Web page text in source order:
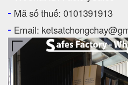
- Mã số thuế: 0101391913
- Email: